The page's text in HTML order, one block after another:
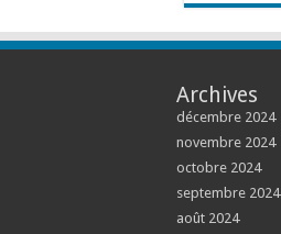
Archives
décembre 2024
novembre 2024
octobre 2024
septembre 2024
août 2024